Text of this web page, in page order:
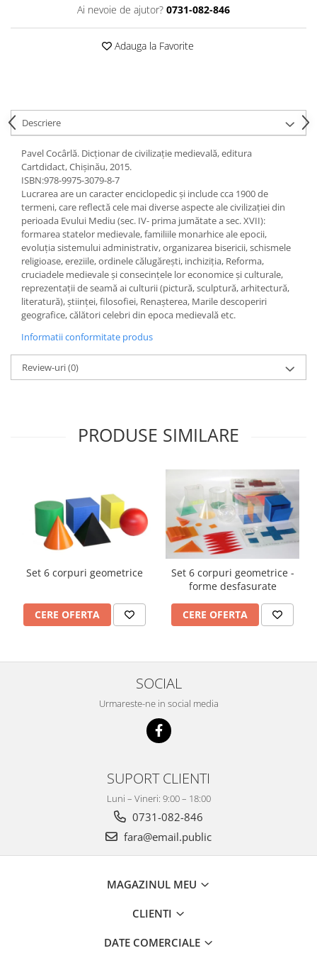
Panouri Afisare
Table magnetice din sticla
Ai nevoie de ajutor? 0731-082-846
Adauga la Favorite
Descriere
Pavel Cocârlă. Dicționar de civilizație medievală, editura
Cartdidact, Chișinău, 2015.
ISBN:978-9975-3079-8-7
Lucrarea are un caracter enciclopedic şi include cca 1900 de
termeni, care reflectă cele mai diverse aspecte ale civilizaţiei din
perioada Evului Mediu (sec. IV- prima jumătate a sec. XVII):
formarea statelor medievale, familiile monarhice ale epocii,
evoluţia sistemului administrativ, organizarea bisericii, schismele
religioase, ereziile, ordinele călugăreşti, inchiziţia, Reforma,
cruciadele medievale şi consecinţele lor economice şi culturale,
reprezentaţii de seamă ai culturii (pictură, sculptură, arhitectură,
literatură), ştiinţei, filosofiei, Renaşterea, Marile descoperiri
geografice, călători celebri din epoca medievală etc.
Informatii conformitate produs
Review-uri(0)
PRODUSE SIMILARE
Set 6 corpuri geometrice
CERE OFERTA
Set 6 corpuri geometrice -
forme desfasurate
CERE OFERTA
SOCIAL
Urmareste-ne in social media
SUPORT CLIENTI
Luni – Vineri: 9:00 – 18:00
0731-082-846
fara@email.public
MAGAZINUL MEU
CLIENTI
DATE COMERCIALE